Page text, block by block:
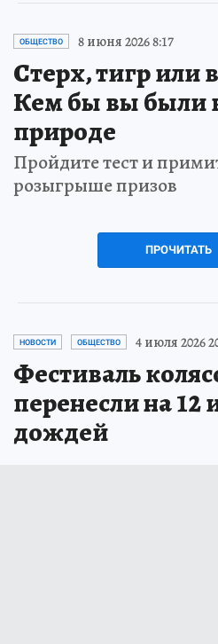
ОБЩЕСТВО 8 июня 2026 8:17
Стерх, тигр или
Кем бы вы были
природе
Пройдите тест и
розыгрыше призов
ПРОЧИТАТЬ
НОВОСТИ ОБЩЕСТВО 4 июля 2026
Фестиваль
перенесли на 12
дождей